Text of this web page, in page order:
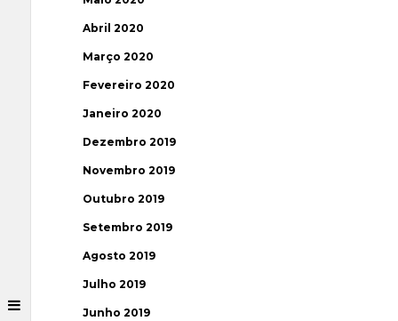
Abril 2020
Março 2020
Fevereiro 2020
Janeiro 2020
Dezembro 2019
Novembro 2019
Outubro 2019
Setembro 2019
Agosto 2019
Julho 2019
Junho 2019